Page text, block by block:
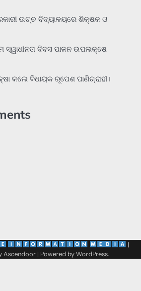
ଉଚ୍ଚ ବିଦ୍ୟାଳୟରେ ଶିକ୍ଷକ ଓ
ଦିବସ ପାଳନ ଉପଲକ୍ଷେ
କଲେ ବିଧାୟକ ରୂପେଶ ପାଣିଗ୍ରାହୀ।
|
Ascendoor| Powered byWordPress.